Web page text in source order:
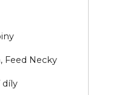
Feed Necky
díly